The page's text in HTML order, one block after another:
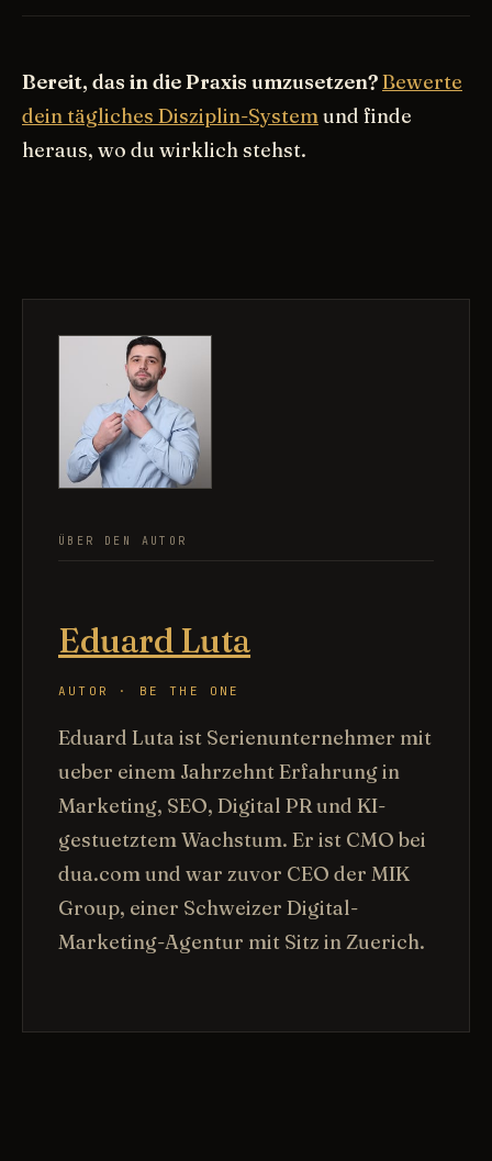
Bereit, das in die Praxis umzusetzen?Bewerte
dein tägliches Disziplin-System und finde
heraus, wo du wirklich stehst.
ÜBER DEN AUTOR
Eduard Luta
AUTOR · BE THE ONE
Eduard Luta ist Serienunternehmer mit
ueber einem Jahrzehnt Erfahrung in
Marketing, SEO, Digital PR und KI-
gestuetztem Wachstum. Er ist CMO bei
dua.com und war zuvor CEO der MIK
Group, einer Schweizer Digital-
Marketing-Agentur mit Sitz in Zuerich.